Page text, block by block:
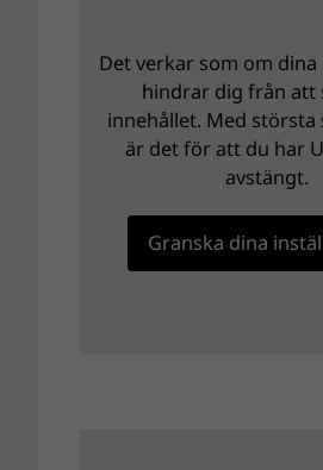
Det verkar som om
hindrar dig från att
innehållet. Med
är det för att du har
avstängt.
Granska dina